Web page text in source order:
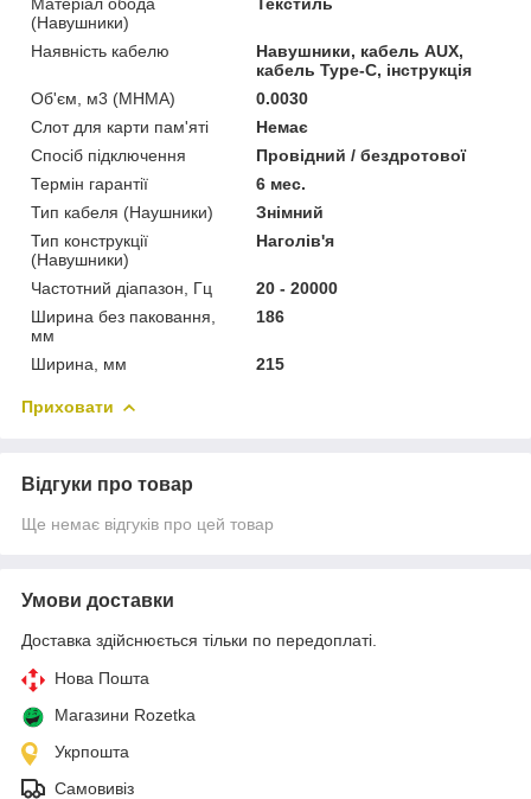
(Навушники)
Наявність кабелю
Навушники, кабель AUX,
кабель Type-C, інструкція
Об'єм, м3 (МНМА)
0.0030
Слот для карти пам'яті
Немає
Спосіб підключення
Провідний / бездротової
Термін гарантії
6 мес.
Тип кабеля (Наушники)
Знімний
Тип конструкції
(Навушники)
Наголів'я
Частотний діапазон, Гц
20 - 20000
Ширина без паковання,
мм
186
Ширина, мм 215
Приховати
Відгуки про товар
Ще немає відгуків про цей товар
Умови доставки
Доставка здійснюється тільки по передоплаті.
Нова Пошта
Магазини Rozetka
Укрпошта
Самовивіз